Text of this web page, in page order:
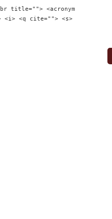
title=""> <acronym
<i> <q cite=""> <s>